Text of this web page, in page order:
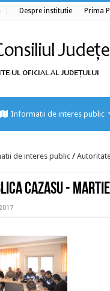
Despre institutie Prima
Informatii de interes public
de interes public /
Cazasu -